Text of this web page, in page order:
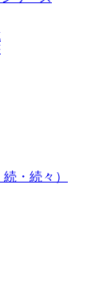
・続々）